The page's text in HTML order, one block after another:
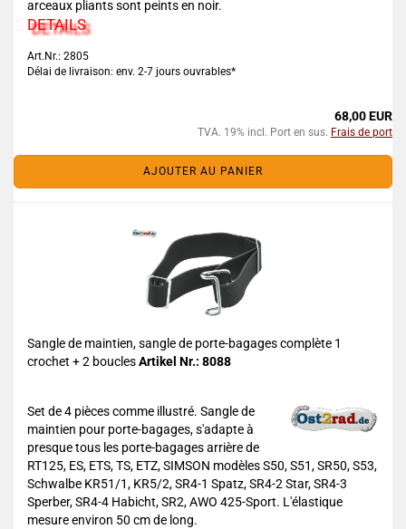
arceaux pliants sont peints en noir.
DETAILS
Art.Nr.: 2805
Délai de livraison: env. 2-7 jours ouvrables*
68,00 EUR
TVA. 19% incl. Port en sus. Frais de port
AJOUTER AU PANIER
Sangle de maintien, sangle de porte-bagages complète 1
crochet + 2 bouclesArtikel Nr.: 8088
Set de 4 pièces comme illustré. Sangle de
maintien pour porte-bagages, s'adapte à
presque tous les porte-bagages arrière de
RT125, ES, ETS, TS, ETZ, SIMSON modèles S50, S51, SR50, S53,
Schwalbe KR51/1, KR5/2, SR4-1 Spatz, SR4-2 Star, SR4-3
Sperber, SR4-4 Habicht, SR2, AWO 425-Sport. L'élastique
mesure environ 50 cm de long.